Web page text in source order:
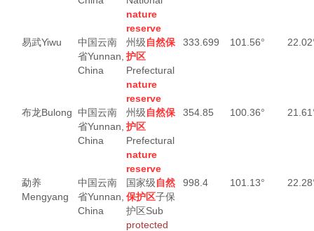
nature
reserve
易武Yiwu
中国云南
省Yunnan,
China
州级自然保
护区
Prefectural
nature
reserve
333.699 101.56°
布龙Bulong 中国云南
省Yunnan,
China
州级自然保
护区
Prefectural
nature
reserve
354.85 100.36°
勐养
Mengyang
中国云南
省Yunnan,
China
国家级自然
保护区子保
护区Sub
protected
998.4 101.13°